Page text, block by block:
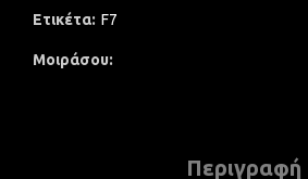
Ετικέτα: F7
Μοιράσου
Περιγραφή